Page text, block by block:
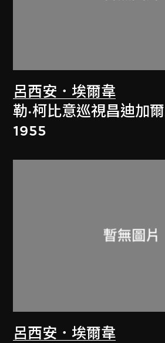
呂西安．埃爾韋
勒·柯比意巡視昌迪加
1955
呂西安．埃爾韋